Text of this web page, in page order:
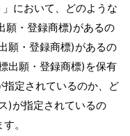
において、どのような
願・登録商標)があるの
願・登録商標)があるの
出願・登録商標)を保有
指定されているのか、ど
)が指定されているの
。